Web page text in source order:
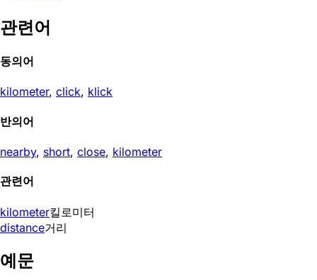
관련어
동의어
kilometer, click, klick
반의어
nearby, short, close, kilometer
관련어
kilometer킬로미터
distance거리
예문